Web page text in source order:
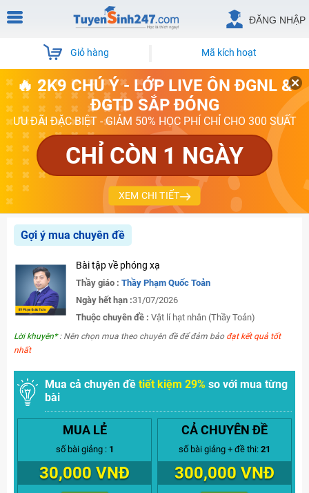
ĐĂNG NHẬP
Giỏ hàng Mã kích hoạt
🔥 2K9 CHÚ Ý - LỚP LIVE ÔN ĐGNL &
ĐGTD SẮP ĐÓNG
ƯU ĐÃI ĐẶC BIỆT - GIẢM 50% HỌC PHÍ CHỈ CHO 300 SUẤT
CHỈ CÒN 1 NGÀY
XEM CHI TIẾT
Gợi ý mua chuyên đề
Bài tập về phóng xạ
Thầy giáo : Thầy Phạm Quốc Toản
Ngày hết hạn :31/07/2026
Thuộc chuyên đề : Vật lí hạt nhân (Thầy Toản)
Lời khuyên*: Nên chọn mua theo chuyên đề để đảm bảo đạt kết quả tốt
nhất
Mua cả chuyên đề tiết kiệm 29% so với mua từng
bài
MUA LẺ
số bài giảng : 1
30,000 VNĐ
CẢ CHUYÊN ĐỀ
số bài giảng + đề thi: 21
300,000 VNĐ